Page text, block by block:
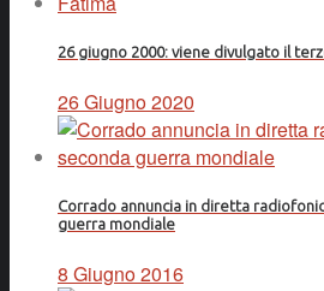
26 giugno 2000: viene divulgato il
26 Giugno 2020
Corrado annuncia in diretta
guerra mondiale
8 Giugno 2016